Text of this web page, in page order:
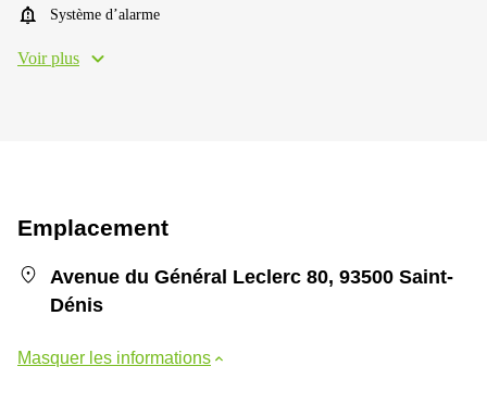
Système d’alarme
Voir plus
Emplacement
Avenue du Général Leclerc 80, 93500 Saint-
Dénis
Masquer les informations